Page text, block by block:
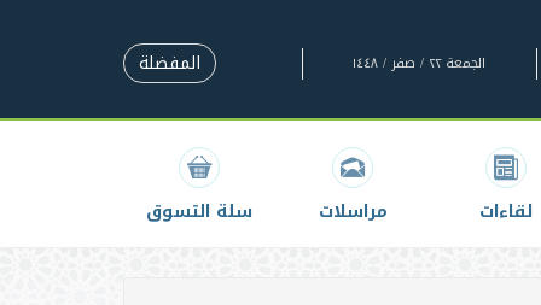
الجمعة ٢٢ / صفر / ١٤٤٨ المفضلة
لقاءات مراسلات سلة التسوق